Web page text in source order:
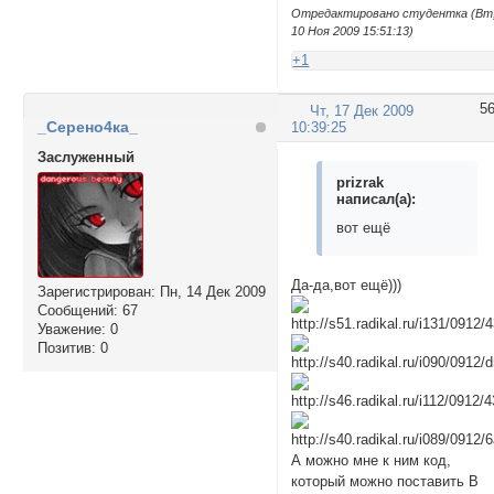
Отредактировано студентка
10 Ноя 2009 15:51:13)
+1
56
Чт, 17 Дек 2009
10:39:25
_Серено4ка_
Заслуженный
Зарегистрирован: Пн, 14 Дек 2009
Сообщений: 67
Уважение: 0
Позитив: 0
prizrak
написал(а):
вот ещё
Да-да,вот ещё)))
А можно мне к ним код,
который можно поставить В